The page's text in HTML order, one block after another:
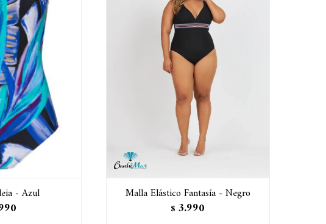
- Azul Malla Elástico Fantasía - Negro
$ 3.990